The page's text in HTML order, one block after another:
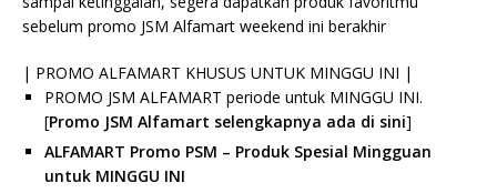
sebelum promo JSM Alfamart weekend ini berakhir
| PROMO ALFAMART KHUSUS UNTUK MINGGU INI |
PROMO JSM ALFAMART periode untuk MINGGU INI.
[Promo JSM Alfamart selengkapnya ada di sini]
ALFAMART Promo PSM – Produk Spesial Mingguan
untuk MINGGU INI